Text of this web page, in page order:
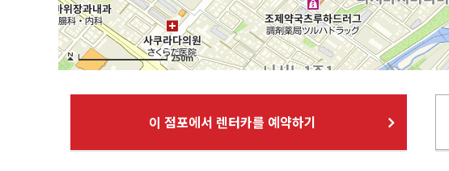
250m
이 점포에서 렌터카를 예약하기